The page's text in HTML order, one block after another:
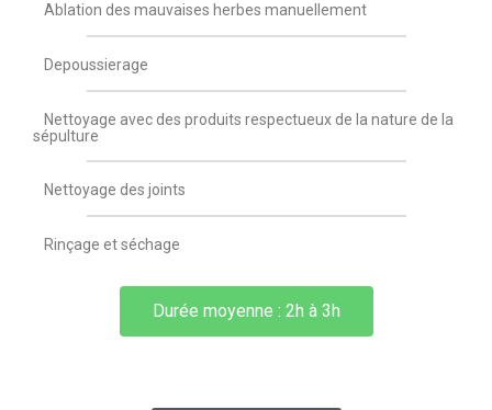
Ablation des mauvaises herbes manuellement
Depoussierage
Nettoyage avec des produits respectueux de la nature de la
sépulture
Nettoyage des joints
Rinçage et séchage
Durée moyenne : 2h à 3h